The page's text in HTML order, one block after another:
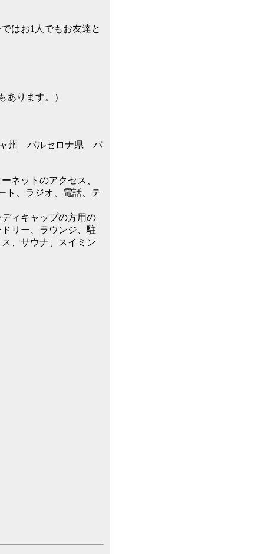
はお1人でもお友達と
あります。）
ャ州 バルセロナ県 バ
ネットのアクセス、
ト、ラジオ、電話、テ
ィキャップの方用の
リー、ラウンジ、駐
、サウナ、スイミン